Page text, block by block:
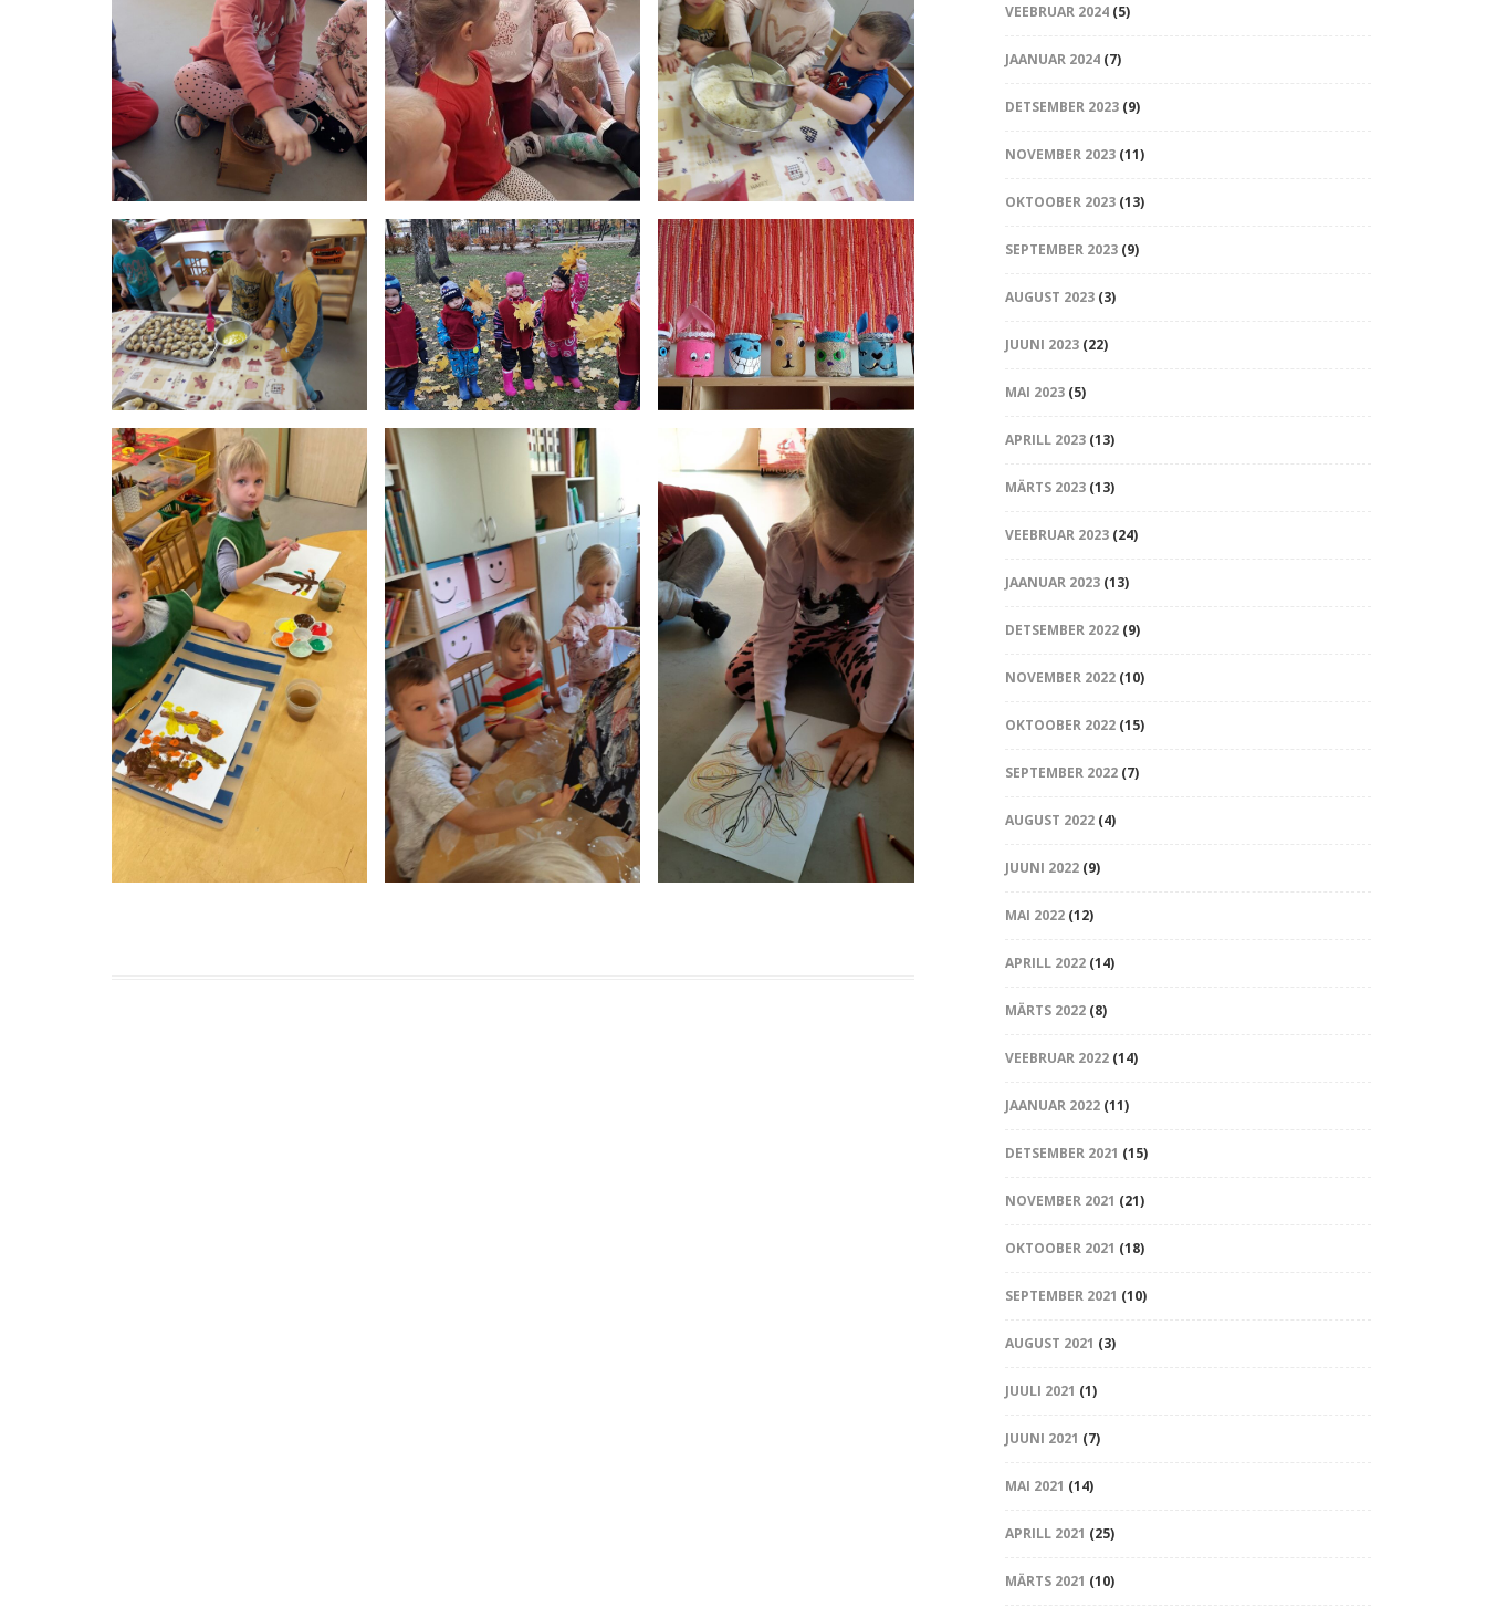
VEEBRUAR 2024(5)
JAANUAR 2024(7)
DETSEMBER 2023(9)
NOVEMBER 2023(11)
OKTOOBER 2023(13)
SEPTEMBER 2023(9)
AUGUST 2023(3)
JUUNI 2023(22)
MAI 2023(5)
APRILL 2023(13)
MÄRTS 2023(13)
VEEBRUAR 2023(24)
JAANUAR 2023(13)
DETSEMBER 2022(9)
NOVEMBER 2022(10)
OKTOOBER 2022(15)
SEPTEMBER 2022(7)
AUGUST 2022(4)
JUUNI 2022(9)
MAI 2022(12)
APRILL 2022(14)
MÄRTS 2022(8)
VEEBRUAR 2022(14)
JAANUAR 2022(11)
DETSEMBER 2021 (15)
NOVEMBER 2021 (21)
OKTOOBER 2021 (18)
SEPTEMBER 2021 (10)
AUGUST 2021 (3)
JUULI 2021 (1)
JUUNI 2021 (7)
MAI 2021 (14)
APRILL 2021 (25)
MÄRTS 2021 (10)